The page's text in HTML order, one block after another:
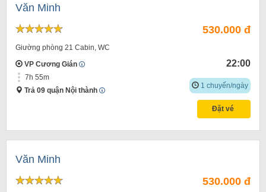
Văn Minh
Giường phòng 21 Cabin, WC
VP Cương Gián
7h 55m
Trả 09 quận Nội thành
530.000 đ
22:00
1 chuyến/ngày
Đặt vé
Văn Minh
530.000 đ